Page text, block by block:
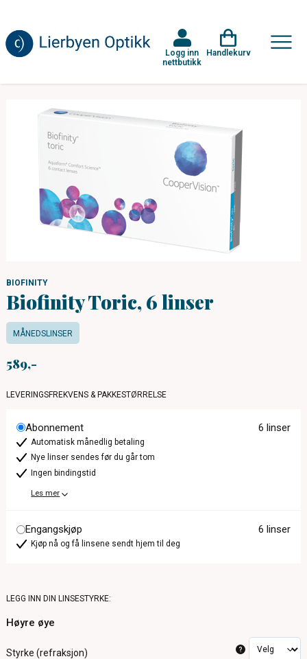
Logg inn
nettbutikk
Handlekurv
BIOFINITY
Biofinity Toric, 6 linser
MÅNEDSLINSER
589
LEVERINGSFREKVENS & PAKKESTØRRELSE
Abonnement 6 linser
Automatisk månedlig betaling
Nye linser sendes før du går tom
Ingen bindingstid
Les mer
Engangskjøp 6 linser
Kjøp nå og få linsene sendt hjem til deg
LEGG INN DIN LINSESTYRKE:
Høyre øye
Styrke (refraksjon) ?